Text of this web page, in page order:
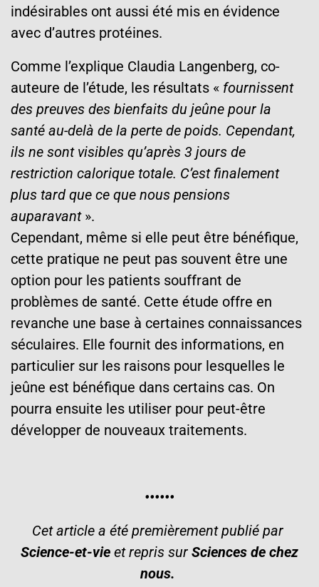
indésirables ont aussi été mis en évidence
avec d’autres protéines.
Comme l’explique Claudia Langenberg, co-
auteure de l’étude, les résultats « fournissent
des preuves des bienfaits du jeûne pour la
santé au-delà de la perte de poids. Cependant,
ils ne sont visibles qu’après 3 jours de
restriction calorique totale. C’est finalement
plus tard que ce que nous pensions
auparavant ».
Cependant, même si elle peut être bénéfique,
cette pratique ne peut pas souvent être une
option pour les patients souffrant de
problèmes de santé. Cette étude offre en
revanche une base à certaines connaissances
séculaires. Elle fournit des informations, en
particulier sur les raisons pour lesquelles le
jeûne est bénéfique dans certains cas. On
pourra ensuite les utiliser pour peut-être
développer de nouveaux traitements.
••••••
Cet article a été premièrement publié par
Science-et-vie etrepris sur Sciences de chez
nous.